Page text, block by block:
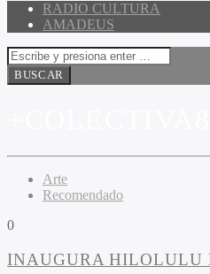
RADIO CULTURA
AMADEUS
Arte
Recomendado
0
INAUGURA HILOLULU